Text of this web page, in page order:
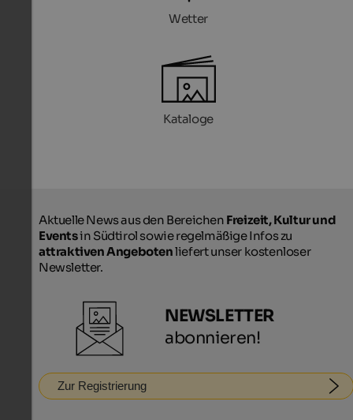
Wetter
Kataloge
Aktuelle News aus den Bereichen Freizeit, Kultur und
Eventsin Südtirol sowie regelmäßige Infos zu
attraktiven Angebotenliefert unser kostenloser
Newsletter.
NEWSLETTER
abonnieren!
Zur Registrierung